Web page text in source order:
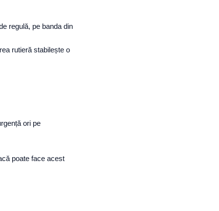
regulă, pe banda din
rutieră stabilește o
ori pe
poate face acest